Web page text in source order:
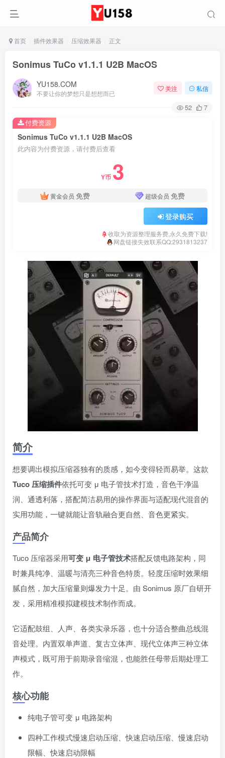
首页 插件效果器 压缩效果器 正文
Sonimus TuCo v1.1.1 U2B MacOS
YU158.COM
不要让你的梦想只是想想而已
关注 私信
52 7
Sonimus TuCo v1.1.1 U2B MacOS
此内容为付费资源，请付费后查看
Y币 3
黄金会员 免费 超级会员 免费
登录购买
收取为资源整理服务费,永久免费下载!
网盘链接失效联系QQ:2931813237
付费资源
简介
想要调出模拟压缩器独有的质感，如今变得轻而易举。这款
Tuco 压缩插件依托可变 μ 电子管技术打造，音色干净温
润、通透利落，搭配简洁易用的操作界面与适配现代混音的
实用功能，一键就能让音轨融合更自然、音色更紧实。
产品简介
Tuco 压缩器采用可变 μ 电子管技术搭配反馈电路架构，同
时兼具纯净、温暖与清亮三种音色特质。轻度压缩时效果细
腻自然，加大压缩量则爆发力十足。由 Sonimus 原厂自研开
发，采用精准模拟建模技术制作而成。
它适配鼓组、人声、各类实录乐器，也十分适合整曲总线混
音处理。内置双单声道、复古立体声、现代立体声三种立体
声模式，既可用于前期录音缩混，也能胜任母带后期处理工
作。
核心功能
纯电子管可变 μ 电路架构
四种工作模式慢速启动压缩、快速启动压缩、慢速启动
限幅、快速启动限幅